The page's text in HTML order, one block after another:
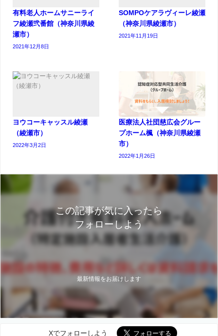
有料老人ホームサニーライ
フ綾瀬弐番館（神奈川県綾
瀬市）
2021年12月8日
SOMPOケアラヴィーレ綾瀬
（神奈川県綾瀬市）
2021年11月19日
ヨウコーキャッスル綾瀬
（綾瀬市）
2022年3月2日
医療法人社団慈広会グルー
プホーム楓（神奈川県綾瀬
市）
2022年1月26日
この記事が気に入ったら
フォローしよう
最新情報をお届けします
Xでフォローしよう